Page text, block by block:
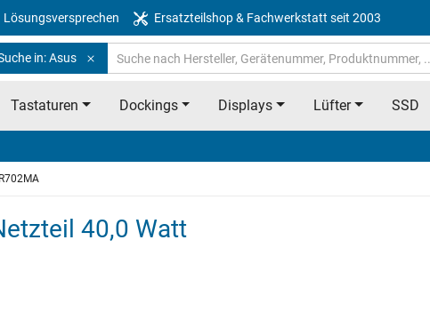
Lösungsversprechen Ersatzteilshop & Fachwerkstatt seit 2003
in: Asus
Tastaturen Dockings Displays Lüfter SSD
R702MA
40,0 Watt